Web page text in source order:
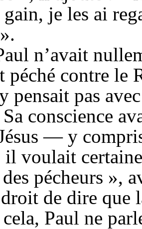
je les ai
n’avait
péché contre le
pensait pas
conscience
— y
il voulait
pécheurs »,
de dire que
Paul ne